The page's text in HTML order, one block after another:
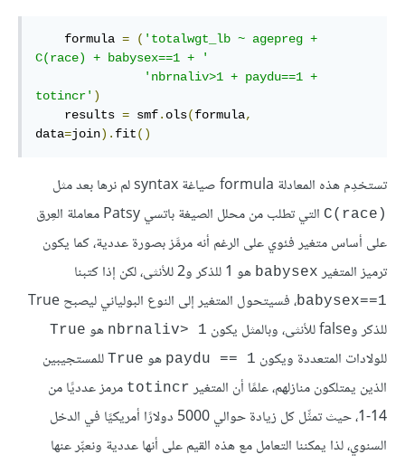
    formula
= ( 'totalwgt_lb ~ agepreg +
C(race) + babysex==1 + '
'nbrnaliv>1 + paydu==1 +
totincr' )
    results
= smf. ols(formula,
data=join). fit()
تستخدِم هذه المعادلة formula صياغة syntax لم نرها بعد مثل
C(race)
التي تطلب من محلل الصيغة باتسي Patsy معاملة العِرق
على أساس متغير فئوي على الرغم أنه مرمَّز بصورة عددية، كما يكون
ترميز المتغير babysex هو 1 للذكر و2 للأنثى، لكن إذا كتبنا
babysex==1
، فسيتحول المتغير إلى النوع البولياني ليصبح True
للذكر وfalse للأنثى، وبالمثل يكون
nbrnaliv> 1 هو True
للولادات المتعددة ويكون paydu == 1 هو True للمستجيبين
الذين يمتلكون منازلهم، علمًا أن المتغير totincr مرمز عدديًا من
1‎-14، حيث تمثِّل كل زيادة حوالي 5000 دولارًا أمريكيًا في الدخل
السنوي، لذا يمكننا التعامل مع هذه القيم على أنها عددية ونعبِّر عنها